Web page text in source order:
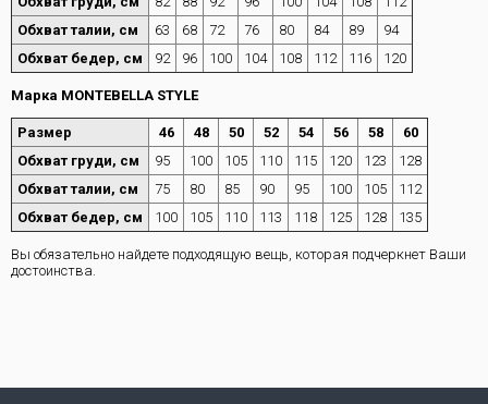
Обхват талии, см
63 68 72 76 80 84 89
94
Обхват бедер, см
92 96 100 104 108 112 116 120
Марка MONTEBELLA STYLE
Размер 46 48 50 52 54 56 58
60
Обхват груди, см
95 100 105 110 115 120 123
128
Обхват талии, см
75 80 85 90 95 100 105
112
Обхват бедер, см
100 105 110 113 118 125 128 135
Вы обязательно найдете подходящую вещь, которая подчеркнет Ваши
достоинства.